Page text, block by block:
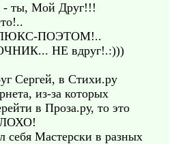
Мой Друг!!!
ЛЮКС-ПОЭТОМ!..
НЕ вдруг!.:)))
Сергей, в Стихи.ру
из-за которых
в Проза.ру, то это
себя Мастерски в разных